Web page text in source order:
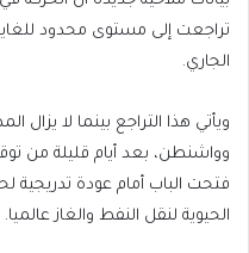
الجاري.
ويأتي هذا التراجع بينما لا
وواشنطن، بعد أيام قليلة من
فتحت الباب أمام عودة تدريجية
الحيوية لنقل النفط والغاز عالميا.